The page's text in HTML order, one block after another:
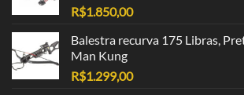
R$1.850,00
Balestra recurva 175 Libras,
Man Kung
R$1.299,00